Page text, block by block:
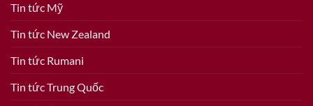
Tin tức Mỹ
Tin tức New Zealand
Tin tức Rumani
Tin tức Trung Quốc